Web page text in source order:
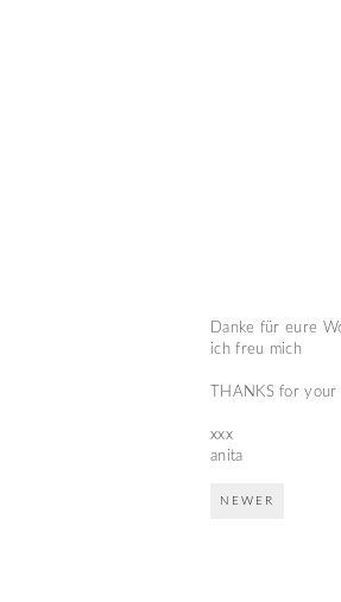
Danke für eure
ich freu mich
THANKS for your
xxx
anita
NEWER